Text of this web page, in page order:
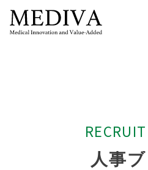
RECRUIT
人事ブ